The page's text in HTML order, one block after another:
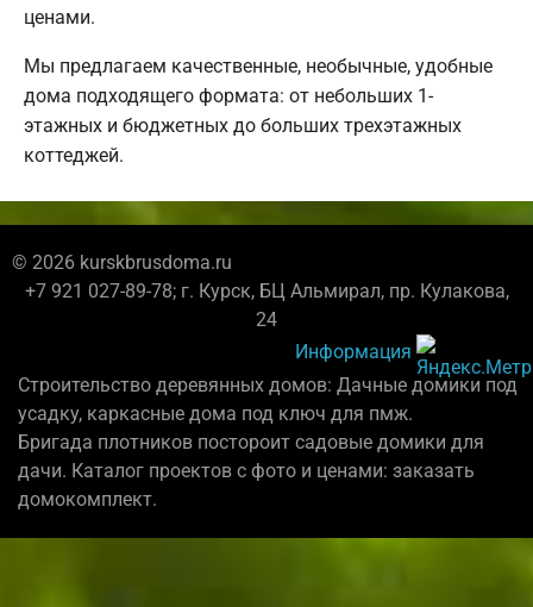
ценами.
Мы предлагаем качественные, необычные, удобные
дома подходящего формата: от небольших 1-
этажных и бюджетных до больших трехэтажных
коттеджей.
© 2026 kurskbrusdoma.ru
+7 921 027-89-78; г. Курск, БЦ Альмирал, пр. Кулакова,
24
Информация
Строительство деревянных домов: Дачные домики под
усадку, каркасные дома под ключ для пмж.
Бригада плотников постороит садовые домики для
дачи. Каталог проектов с фото и ценами: заказать
домокомплект.